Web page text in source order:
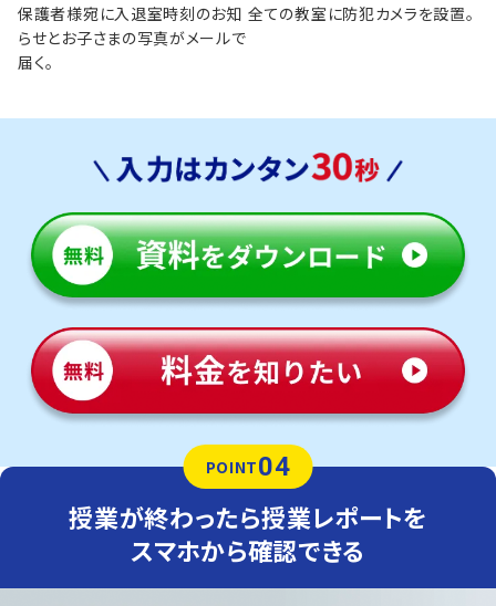
保護者様宛に入退室時刻のお知
らせとお子さまの写真がメールで
届く。
全ての教室に防犯カメラを設置。
POINT04
授業が終わったら授業レポートを
スマホから確認できる